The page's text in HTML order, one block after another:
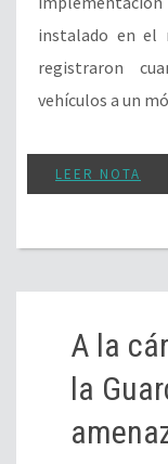
instalado en el
registraron
vehículos a un
LEER NOTA
A la
la